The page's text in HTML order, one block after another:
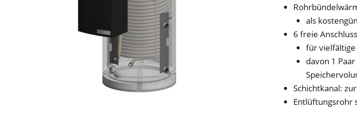
als
6 freie
für vielfältige
davon 1
Schichtkanal:
Entlüftungsrohr